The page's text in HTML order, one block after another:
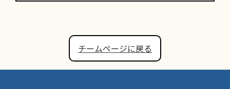
チームページに戻る